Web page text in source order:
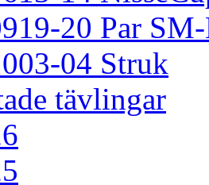
20 Par
04 Struk
tävlingar